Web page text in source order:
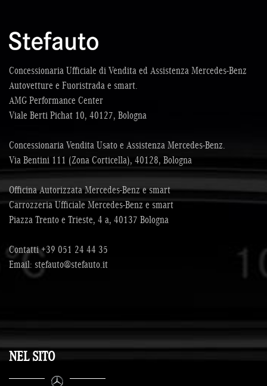
Concessionaria Ufficiale di Vendita ed Assistenza Mercedes-Benz
Autovetture e Fuoristrada e smart.
AMG Performance Center
Viale Berti Pichat 10, 40127, Bologna
Concessionaria Vendita Usato e Assistenza Mercedes-Benz.
Via Bentini 111 (Zona Corticella), 40128, Bologna
Officina Autorizzata Mercedes-Benz e smart
Carrozzeria Ufficiale Mercedes-Benz e smart
Piazza Trento e Trieste, 4 a, 40137 Bologna
Contatti+39 051 24 44 35
Email: stefauto@stefauto.it
NEL SITO